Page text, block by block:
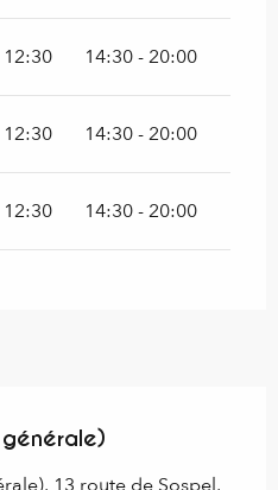
14:30 - 20:00
14:30 - 20:00
14:30 - 20:00